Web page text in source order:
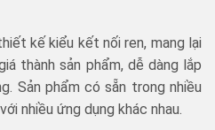
kế kiểu kết nối ren, mang lại
thành sản phẩm, dễ dàng lắp
Sản phẩm có sẵn trong nhiều
nhiều ứng dụng khác nhau.